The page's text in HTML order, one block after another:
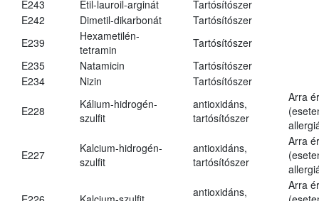
E243
Etil-lauroil-arginát
Tartósítószer
E242
Dimetil-dikarbonát
Tartósítószer
E239
Hexametilén-
tetramin
Tartósítószer
E235
Natamicin
Tartósítószer
E234
Nizin Tartósítószer
E228
Kálium-hidrogén-
szulfit
antioxidáns,
tartósítószer
Arra
E227
Kalcium-hidrogén-
szulfit
antioxidáns,
tartósítószer
Arra
antioxidáns,
Arra